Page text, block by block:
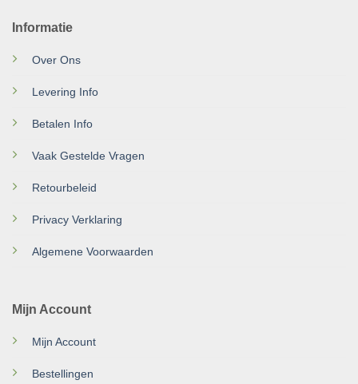
Informatie
Over Ons
Levering Info
Betalen Info
Vaak Gestelde Vragen
Retourbeleid
Privacy Verklaring
Algemene Voorwaarden
Mijn Account
Mijn Account
Bestellingen